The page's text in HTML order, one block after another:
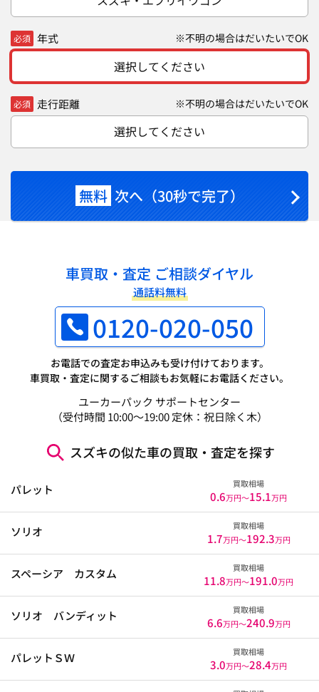
必須 年式 ※不明の場合はだいたいでOK
選択してください
必須 走行距離 ※不明の場合はだいたいでOK
選択してください
無料 次へ（30秒で完了）
車買取・査定 ご相談ダイヤル
通話料無料
0120-020-050
お電話での査定お申込みも受け付けております。
車買取・査定に関するご相談もお気軽にお電話ください。
ユーカーパック サポートセンター
（受付時間 10:00～19:00 定休：祝日除く木）
スズキの似た車の買取・査定を探す
パレット 買取相場
0.6万円〜15.1万円
ソリオ 買取相場
1.7万円〜192.3万円
スペーシア カスタム 買取相場
11.8万円〜191.0万円
ソリオ バンディット 買取相場
6.6万円〜240.9万円
パレットＳＷ 買取相場
3.0万円〜28.4万円